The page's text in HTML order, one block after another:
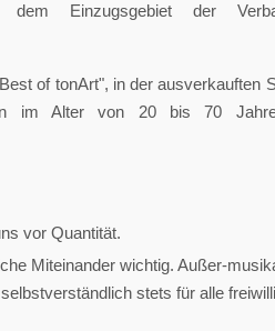
Einzugsgebiet der
of tonArt", in der ausverkauften
im Alter von 20 bis 70
vor Quantität.
Miteinander wichtig. Außer-
stets für alle